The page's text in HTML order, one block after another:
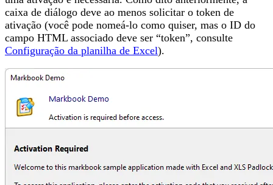
caixa de diálogo deve ao menos solicitar o token de
ativação (você pode nomeá-lo como quiser, mas o ID do
campo HTML associado deve ser “token”, consulte
Configuração da planilha de Excel).